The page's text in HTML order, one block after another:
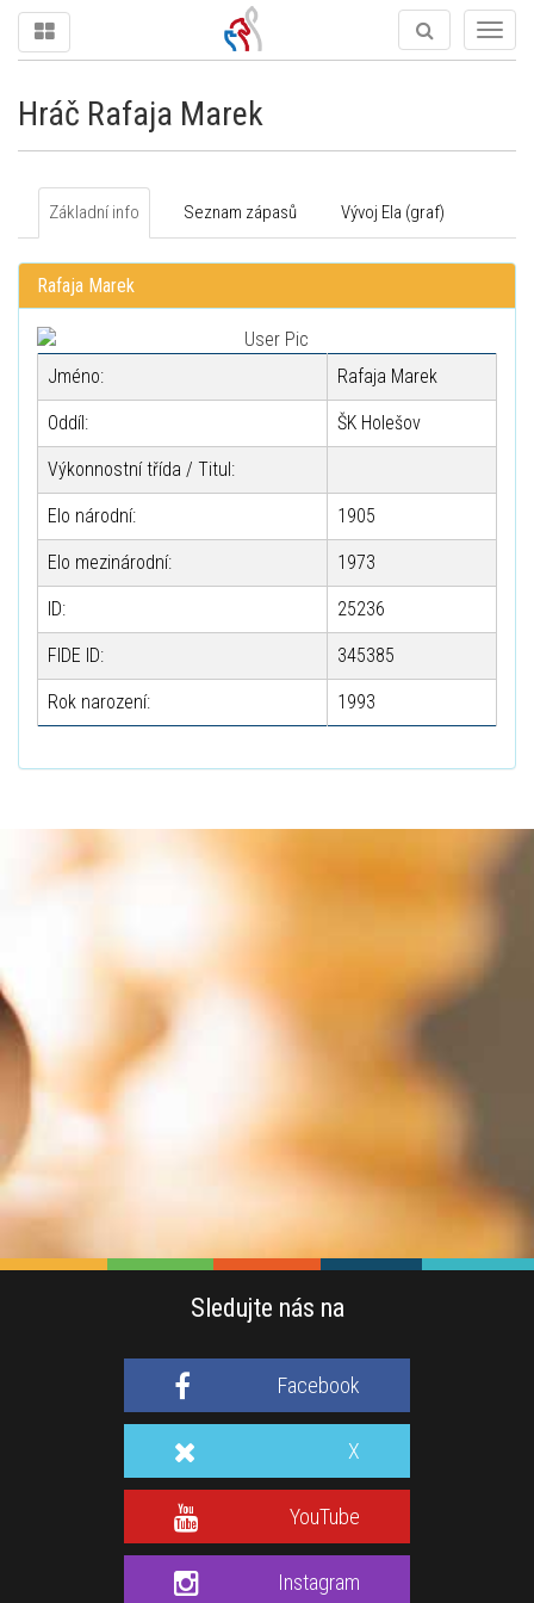
Hráč Rafaja Marek
Základní info Seznam zápasů Vývoj Ela (graf)
Rafaja Marek
Jméno: Rafaja Marek
Oddíl: ŠK Holešov
Výkonnostní třída / Titul:
Elo národní: 1905
Elo mezinárodní: 1973
ID: 25236
FIDE ID: 345385
Rok narození: 1993
Sledujte nás na
Facebook
X
YouTube
Instagram